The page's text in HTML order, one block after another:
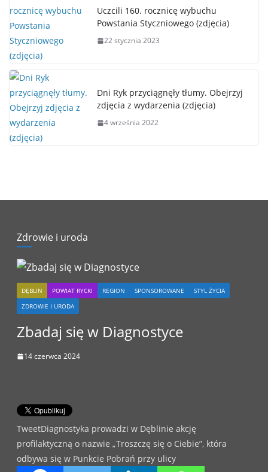
Uczcili 160. rocznicę wybuchu
Powstania Styczniowego (zdjęcia)
22 stycznia 2023
Dni Ryk przyciągnęły tłumy. Obejrzyj
zdjęcia z wydarzenia (zdjęcia)
4 września 2022
Zdrowie i uroda
DĘBLIN POWIAT RYCKI REGION SPONSOROWANE
STYL ŻYCIA
ZDROWIE I URODA
Zbadaj się w Diagnostyce
14 czerwca 2024
TweetDiagnostyka prowadzi w Dęblinie akcję
profilaktyczną o nazwie „Troszczę się o Ciebie”, która
odbywa się w Punkcie Pobrań przy ulicy